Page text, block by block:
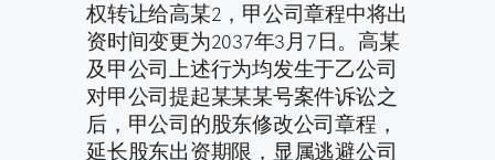
权转让给高某2，甲公司章程中将出
资时间变更为2037年3月7日。高某
及甲公司上述行为均发生于乙公司
对甲公司提起某某某号案件诉讼之
后，甲公司的股东修改公司章程，
延长股东出资期限，显属逃避公司